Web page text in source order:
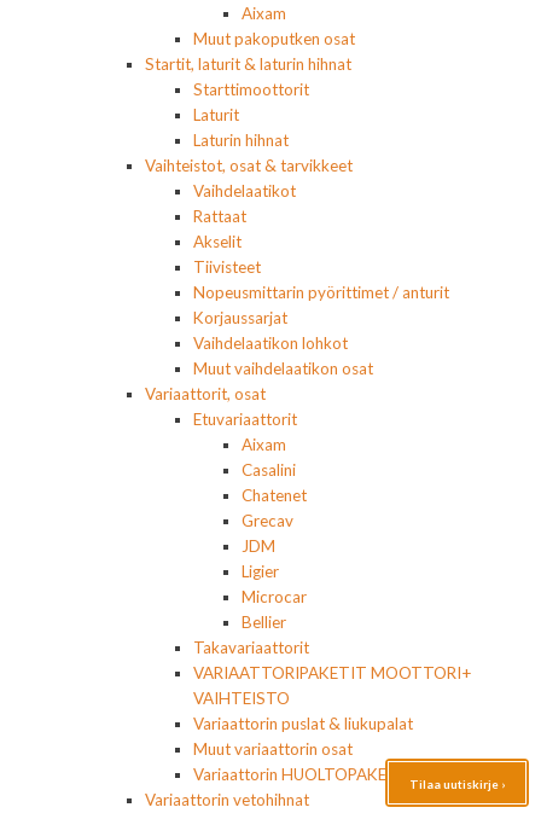
Aixam
Muut pakoputken osat
Startit, laturit & laturin hihnat
Starttimoottorit
Laturit
Laturin hihnat
Vaihteistot, osat & tarvikkeet
Vaihdelaatikot
Rattaat
Akselit
Tiivisteet
Nopeusmittarin pyörittimet / anturit
Korjaussarjat
Vaihdelaatikon lohkot
Muut vaihdelaatikon osat
Variaattorit, osat
Etuvariaattorit
Aixam
Casalini
Chatenet
Grecav
JDM
Ligier
Microcar
Bellier
Takavariaattorit
VARIAATTORIPAKETIT MOOTTORI+
VAIHTEISTO
Variaattorin puslat & liukupalat
Muut variaattorin osat
Variaattorin HUOLTOPAKETIT
Variaattorin vetohihnat
Tilaa uutiskirje ›